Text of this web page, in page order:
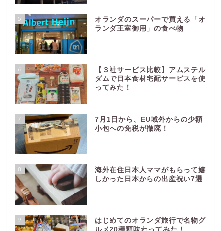
5
オランダのスーパーで買える「オ
ランダ王室御用」の食べ物
6
【３社サービス比較】アムステル
ダムで日本食材宅配サービスを使
ってみた！
7
7月1日から、EU域外からの少額
小包への免税が撤廃！
8
海外在住日本人ママがもらって嬉
しかった日本からの出産祝い7選
9
はじめてのオランダ旅行で名物グ
ルメ20種類味わってみた！